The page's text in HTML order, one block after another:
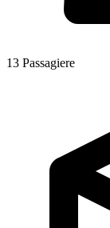
13 Passagiere